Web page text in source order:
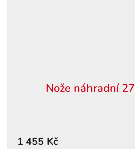
Nože náhradní
1 455 Kč